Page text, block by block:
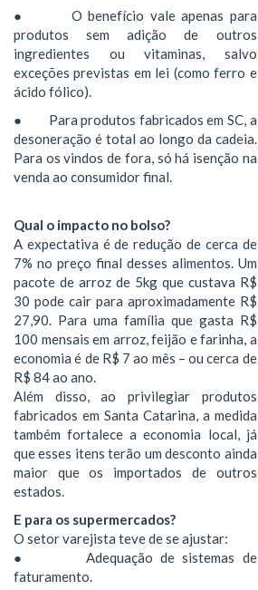
● O benefício vale apenas para
produtos sem adição de outros
ingredientes ou vitaminas, salvo
exceções previstas em lei (como ferro e
ácido fólico).
● Para produtos fabricados em SC, a
desoneração é total ao longo da cadeia.
Para os vindos de fora, só há isenção na
venda ao consumidor final.
Qual o impacto no bolso?
A expectativa é de redução de cerca de
7% no preço final desses alimentos. Um
pacote de arroz de 5kg que custava R$
30 pode cair para aproximadamente R$
27,90. Para uma família que gasta R$
100 mensais em arroz, feijão e farinha, a
economia é de R$ 7 ao mês – ou cerca de
R$ 84 ao ano.
Além disso, ao privilegiar produtos
fabricados em Santa Catarina, a medida
também fortalece a economia local, já
que esses itens terão um desconto ainda
maior que os importados de outros
estados.
E para os supermercados?
O setor varejista teve de se ajustar:
● Adequação de sistemas de
faturamento.